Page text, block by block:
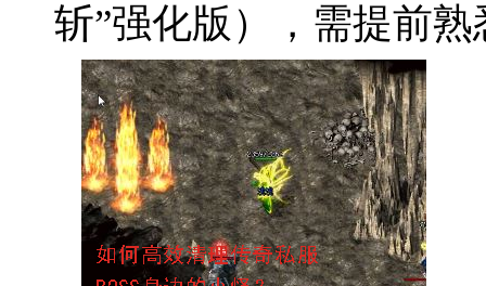
斩”强化版），需提前